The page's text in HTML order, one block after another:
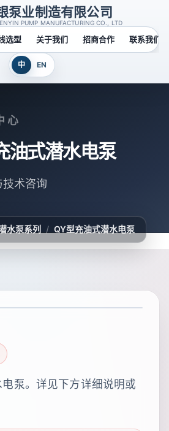
泵业制造有限公司
PUMP MANUFACTURING CO., LTD
选型 关于我们 招商合作 联系我们
中 EN
心
油式潜水电泵
术咨询
水泵系列 / QY型充油式潜水电泵
泵。详见下方详细说明或